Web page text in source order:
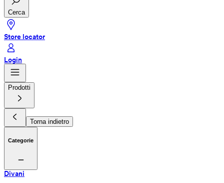
Cerca
Store locator
Login
Prodotti
Torna indietro
Categorie
Divani